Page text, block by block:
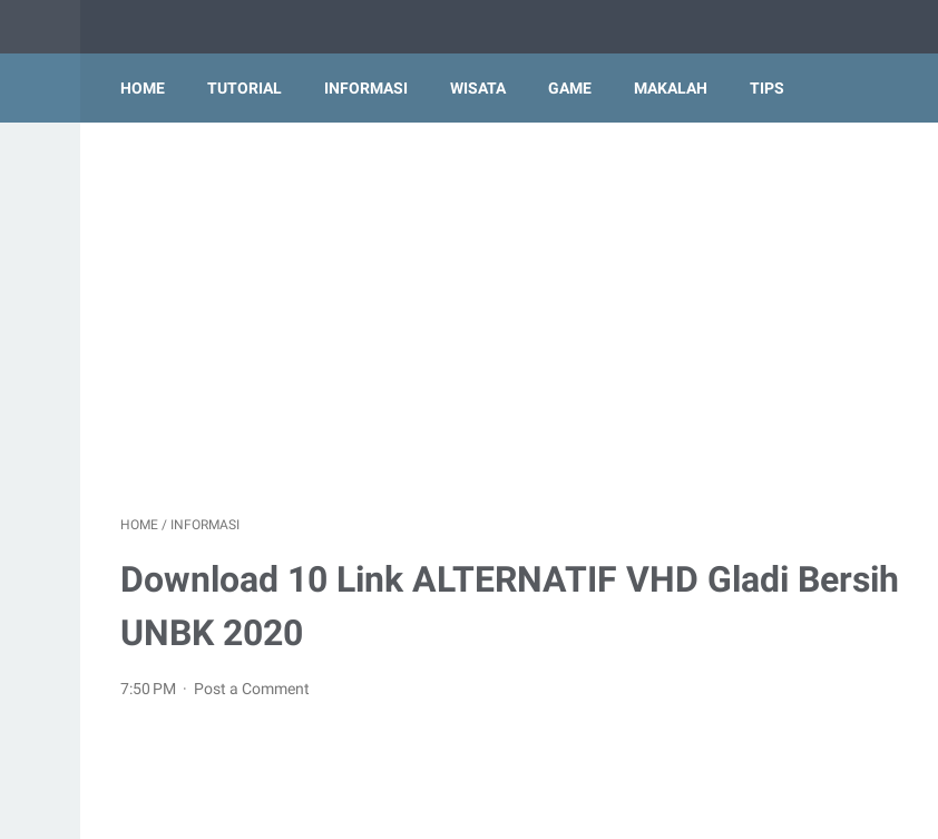
HOME TUTORIAL INFORMASI WISATA GAME MAKALAH TIPS
HOME / INFORMASI
Download 10 Link ALTERNATIF VHD Gladi Bersih
UNBK 2020
7:50 PM Post a Comment